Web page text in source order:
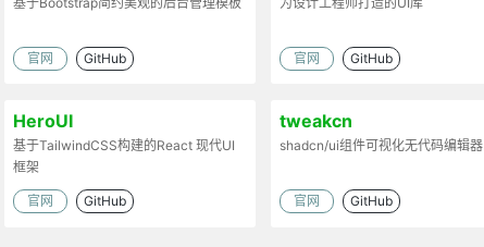
官网 GitHub 官网 GitHub
HeroUI
基于TailwindCSS构建的React 现代UI
框架
官网 GitHub
tweakcn
shadcn/ui组件可视化无代码编辑器
官网 GitHub